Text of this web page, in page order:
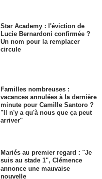
Star Academy : l'éviction de
Lucie Bernardoni confirmée ?
Un nom pour la remplacer
circule
Familles nombreuses :
vacances annulées à la dernière
minute pour Camille Santoro ?
"Il n'y a qu'à nous que ça peut
arriver"
Mariés au premier regard : "Je
suis au stade 1", Clémence
annonce une mauvaise
nouvelle